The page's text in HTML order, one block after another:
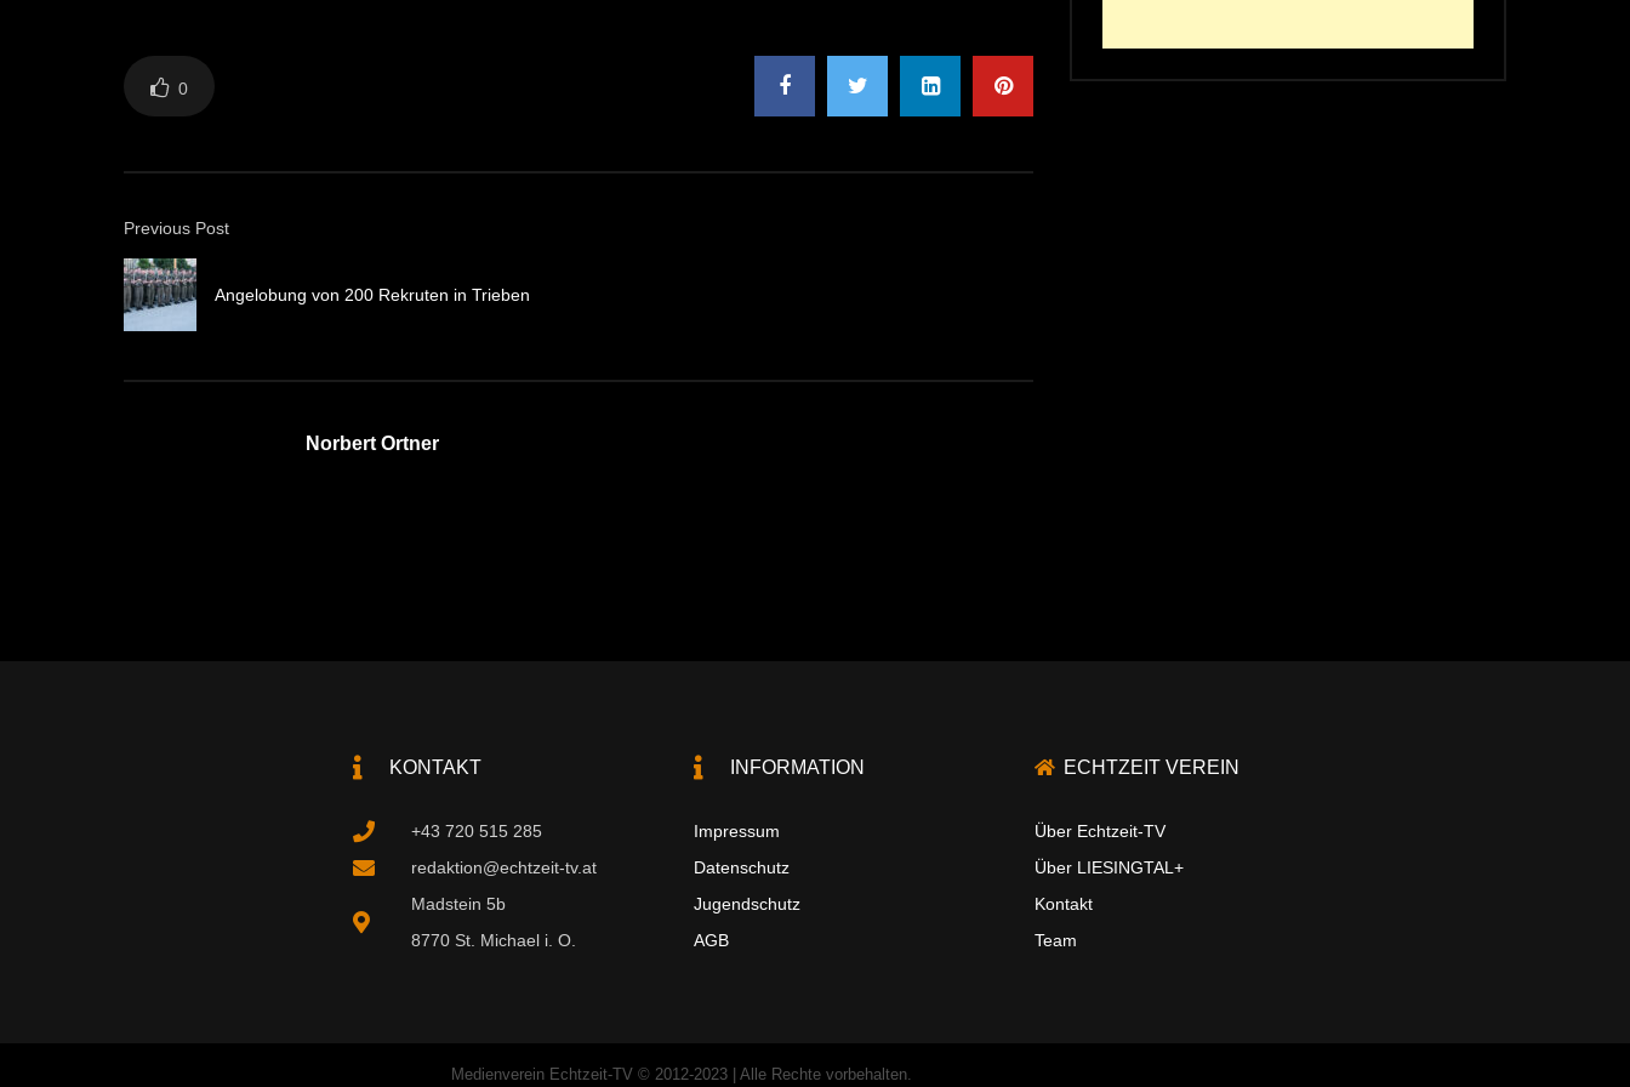
0
Previous Post
Angelobung von 200 Rekruten in Trieben
Norbert Ortner
KONTAKT
+43 720 515 285
redaktion@echtzeit-tv.at
Madstein 5b
8770 St. Michael i. O.
INFORMATION
Impressum
Datenschutz
Jugendschutz
AGB
ECHTZEIT VEREIN
Über Echtzeit-TV
Über LIESINGTAL+
Kontakt
Team
Medienverein Echtzeit-TV © 2012-2023 | Alle Rechte vorbehalten.